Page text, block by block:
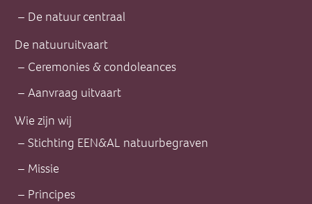
De natuur centraal
De natuuruitvaart
Ceremonies & condoleances
Aanvraag uitvaart
Wie zijn wij
Stichting EEN&AL natuurbegraven
Missie
Principes